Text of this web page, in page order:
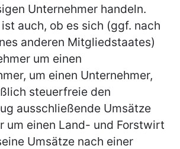
Unternehmer handeln.
auch, ob es sich (ggf. nach
anderen Mitgliedstaates)
um einen
um einen Unternehmer,
steuerfreie den
ausschließende Umsätze
um einen Land- und Forstwirt
Umsätze nach einer